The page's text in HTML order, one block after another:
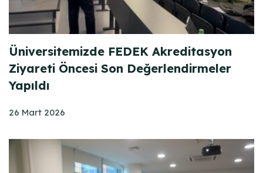
Üniversitemizde FEDEK Akreditasyon
Ziyareti Öncesi Son Değerlendirmeler
Yapıldı
26 Mart 2026